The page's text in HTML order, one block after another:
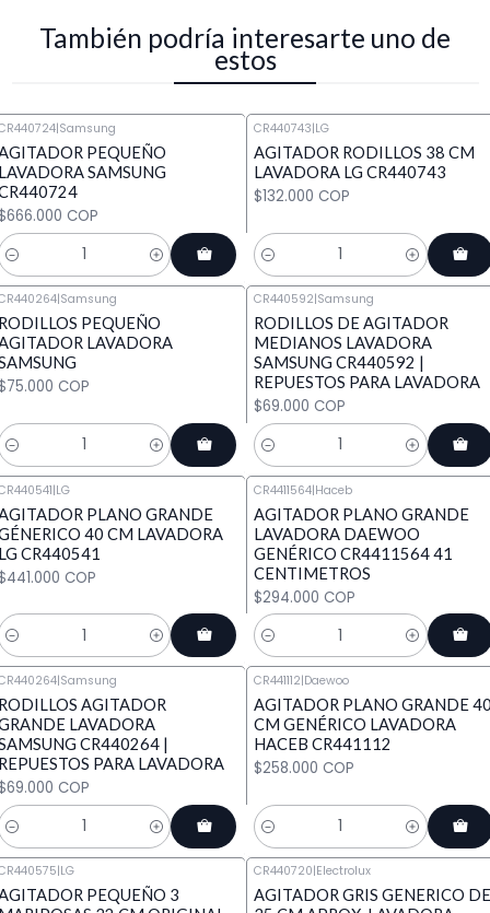
También podría interesarte uno de
estos
|Samsung
PEQUEÑO
SAMSUNG
COP
CR440743|LG
AGITADOR RODILLOS 38 CM
LAVADORA LG CR440743
$132.000 COP
Cantidad
|Samsung
PEQUEÑO
LAVADORA
COP
CR440592|Samsung
RODILLOS DE AGITADOR
MEDIANOS LAVADORA
SAMSUNG CR440592 |
REPUESTOS PARA LAVADORA
$69.000 COP
Cantidad
|LG
PLANO GRANDE
40 CM LAVADORA
CR440541
COP
CR4411564|Haceb
AGITADOR PLANO GRANDE
LAVADORA DAEWOO
GENÉRICO CR4411564 41
CENTIMETROS
$294.000 COP
Cantidad
|Samsung
AGITADOR
LAVADORA
CR440264 |
PARA LAVADORA
COP
CR441112|Daewoo
AGITADOR PLANO GRANDE
CM GENÉRICO LAVADORA
HACEB CR441112
$258.000 COP
Cantidad
|LG
PEQUEÑO 3
CR440720|Electrolux
AGITADOR GRIS GENERICO DE